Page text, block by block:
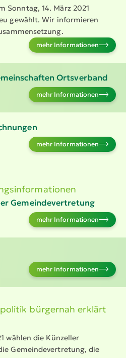
Sonntag, 14. März 2021
gewählt. Wir informieren
mehr Infor­ma­tionen
Ortsverband
mehr Infor­ma­tionen
mehr Infor­ma­tionen
Gemein­de­ver­tretung
mehr Infor­ma­tionen
mehr Infor­ma­tionen
bürgernah erklärt
wählen die Künzeller
Gemein­de­ver­tretung, die